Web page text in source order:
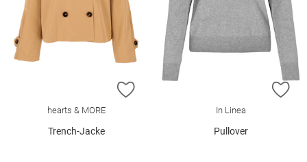
ZUR WUNSCHLISTE HINZUFÜGEN
hearts & MORE
Trench-Jacke
In Linea
Pullover